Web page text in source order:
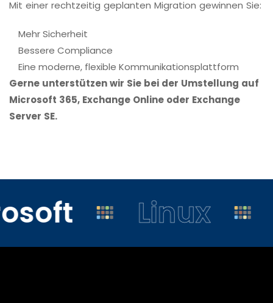
Mit einer rechtzeitig geplanten Migration gewinnen Sie:
Mehr Sicherheit
Bessere Compliance
Eine moderne, flexible Kommunikationsplattform
Gerne unterstützen wir Sie bei der Umstellung auf
Microsoft 365, Exchange Online oder Exchange
Server SE.
Linux